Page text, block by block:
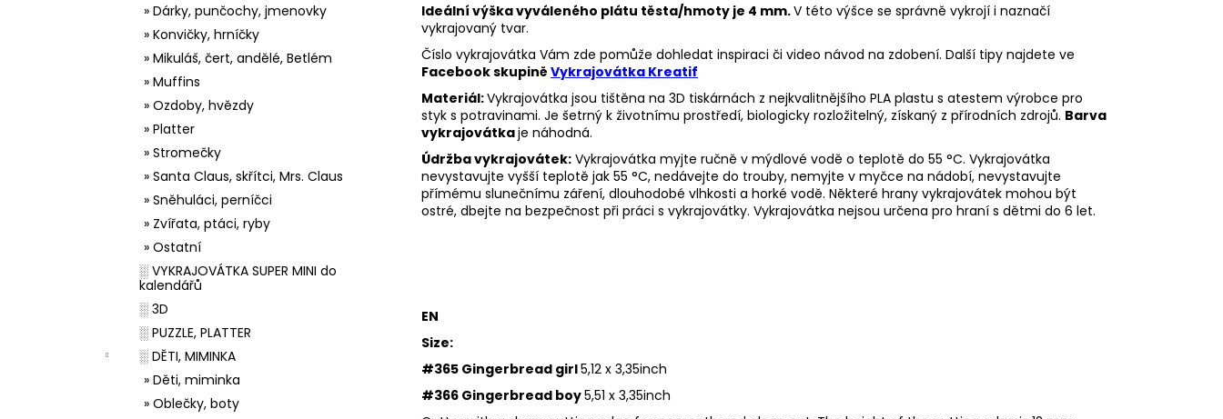
» Dárky, punčochy, jmenovky
» Konvičky, hrníčky
» Mikuláš, čert, andělé, Betlém
» Muffins
» Ozdoby, hvězdy
» Platter
» Stromečky
» Santa Claus, skřítci, Mrs. Claus
» Sněhuláci, perníčci
» Zvířata, ptáci, ryby
» Ostatní
░ VYKRAJOVÁTKA SUPER MINI do
kalendářů
░ 3D
░ PUZZLE, PLATTER
░ DĚTI, MIMINKA
» Děti, miminka
» Oblečky, boty
Ideální výška vyváleného plátu těsta/hmoty je 4 mm.V této výšce se správně vykrojí i naznačí
vykrajovaný tvar.
Číslo vykrajovátka Vám zde pomůže dohledat inspiraci či video návod na zdobení. Další tipy najdete ve
Facebook skupině Vykrajovátka Kreatif
Materiál:Vykrajovátka jsou tištěna na 3D tiskárnách z nejkvalitnějšího PLA plastu s atestem výrobce pro
styk s potravinami. Je šetrný k životnímu prostředí, biologicky rozložitelný, získaný z přírodních zdrojů. Barva
vykrajovátkaje náhodná.
Údržba vykrajovátek: Vykrajovátka myjte ručně v mýdlové vodě o teplotě do 55 °C. Vykrajovátka
nevystavujte vyšší teplotě jak 55 °C, nedávejte do trouby, nemyjte v myčce na nádobí, nevystavujte
přímému slunečnímu záření, dlouhodobé vlhkosti a horké vodě. Některé hrany vykrajovátek mohou být
ostré, dbejte na bezpečnost při práci s vykrajovátky. Vykrajovátka nejsou určena pro hraní s dětmi do 6 let.
EN
Size:
#365 Gingerbread girl5,12 x 3,35inch
#366 Gingerbread boy5,51 x 3,35inch